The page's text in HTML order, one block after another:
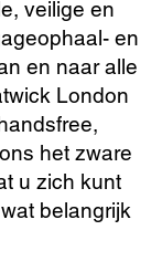
veilige en
en
en naar alle
London
het zware
u zich kunt
belangrijk